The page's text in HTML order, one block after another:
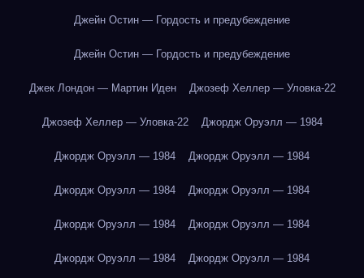
Джейн Остин — Гордость и предубеждение
Джейн Остин — Гордость и предубеждение
Джек Лондон — Мартин Иден Джозеф Хеллер — Уловка-22
Джозеф Хеллер — Уловка-22 Джордж Оруэлл — 1984
Джордж Оруэлл — 1984 Джордж Оруэлл — 1984
Джордж Оруэлл — 1984 Джордж Оруэлл — 1984
Джордж Оруэлл — 1984 Джордж Оруэлл — 1984
Джордж Оруэлл — 1984 Джордж Оруэлл — 1984